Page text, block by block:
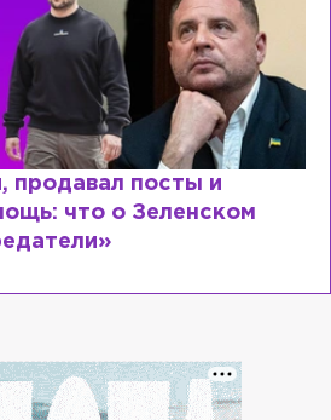
продавал посты и
что о Зеленском